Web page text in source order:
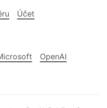
Účet
OpenAI